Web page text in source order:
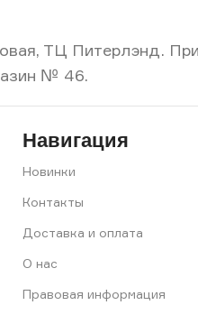
ТЦ Питерлэнд.
№ 46.
Навигация
Новинки
Контакты
Доставка и оплата
О нас
Правовая информация